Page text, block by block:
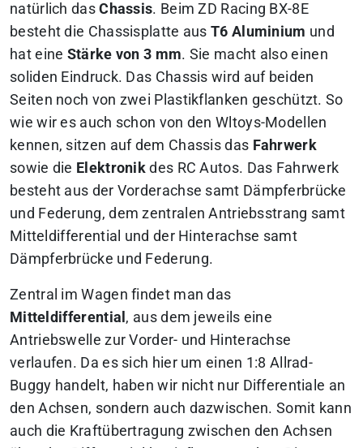
natürlich dasChassis. Beim ZD Racing BX-8E
besteht die Chassisplatte ausT6 Aluminium und
hat eine Stärke von 3 mm. Sie macht also einen
soliden Eindruck. Das Chassis wird auf beiden
Seiten noch von zwei Plastikflanken geschützt. So
wie wir es auch schon von den Wltoys-Modellen
kennen, sitzen auf dem Chassis das Fahrwerk
sowie die Elektronik des RC Autos. Das Fahrwerk
besteht aus der Vorderachse samt Dämpferbrücke
und Federung, dem zentralen Antriebsstrang samt
Mitteldifferential und der Hinterachse samt
Dämpferbrücke und Federung.
Zentral im Wagen findet man das
Mitteldifferential , aus dem jeweils eine
Antriebswelle zur Vorder- und Hinterachse
verlaufen. Da es sich hier um einen 1:8 Allrad-
Buggy handelt, haben wir nicht nur Differentiale an
den Achsen, sondern auch dazwischen. Somit kann
auch die Kraftübertragung zwischen den Achsen